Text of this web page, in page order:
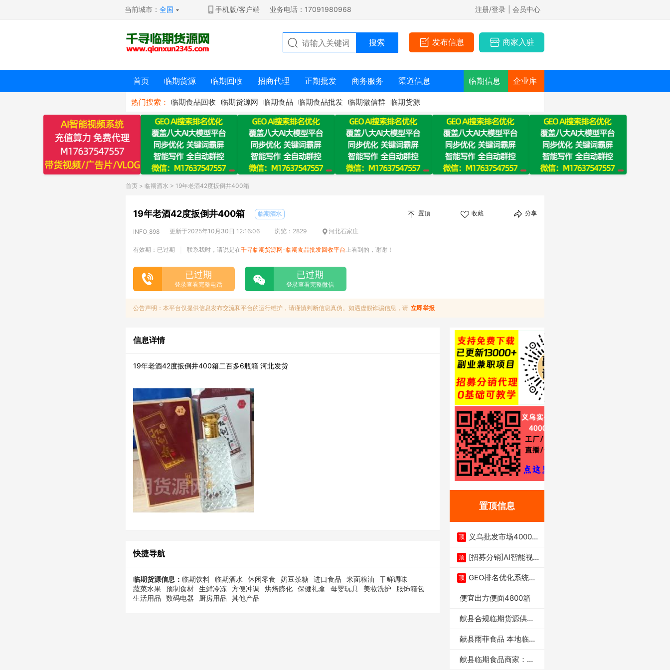
当前城市：全国 手机版/客户端 业务电话：17091980968 注册/登录 | 会员中心
发布信息 商家入驻
首页 临期货源 临期回收 招商代理 正期批发 商务服务 渠道信息 临期信息 企业库
热门搜索： 临期食品回收 临期货源网 临期食品 临期食品批发 临期微信群 临期货源
首页 > 临期酒水 > 19年老酒42度扳倒井400箱
19年老酒42度扳倒井400箱 临期酒水 置顶 收藏 分享
INFO_898 更新于2025年10月30日 12:16:06 浏览：2829 河北石家庄
有效期：已过期 联系我时，请说是在千寻临期货源网-临期食品批发回收平台 上看到的，谢谢！
已过期
登录查看完整电话
已过期
登录查看完整微信
公告声明：本平台仅提供信息发布交流和平台的运行维护，请谨慎判断信息真伪。如遇虚假诈骗信息，请 立即举报
信息详情
19年老酒42度扳倒井400箱二百多6瓶箱 河北发货
快捷导航
临期货源信息： 临期饮料 临期酒水 休闲零食 奶豆茶糖 进口食品 米面粮油
干鲜调味
蔬菜水果 预制食材 生鲜冷冻 方便冲调 烘焙膨化 保健礼盒 母婴玩具 美妆洗护
服饰箱包
生活用品
数码电器 厨房用品 其他产品
置顶信息
顶
义乌批发市场4000多
顶 [招募分销]AI智能视
顶 GEO排名优化系统+A
便宜出方便面4800箱
献县合规临期货源供货
献县雨菲食品 本地临期
献县临期食品商家：献